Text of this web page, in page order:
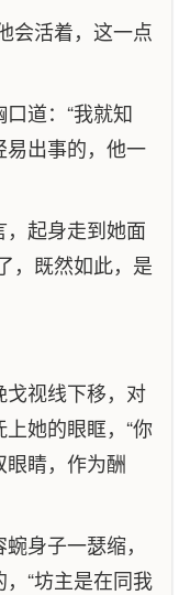
会活着，这一点
道：“我就知
出事的，他一
起身走到她面
，既然如此，是
视线下移，对
她的眼眶，“你
睛，作为酬
身子一瑟缩，
“坊主是在同我